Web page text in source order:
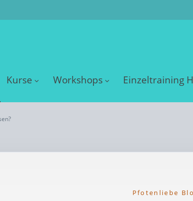
Kurse Workshops Einzeltraining
Pfotenliebe